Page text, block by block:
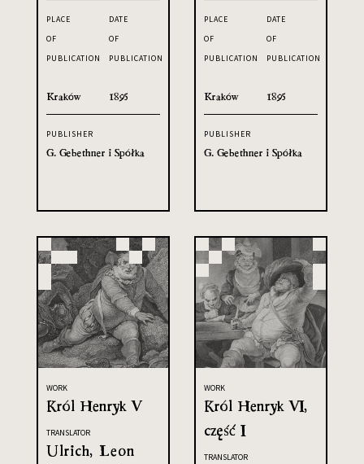
PLACE
OF
PUBLICATION
Kraków
DATE
OF
PUBLICATION
1895
PUBLISHER
G. Gebethner i Spółka
PLACE
OF
PUBLICATION
Kraków
DATE
OF
PUBLICATION
1895
PUBLISHER
G. Gebethner i Spółka
WORK
Król Henryk V
TRANSLATOR
Ulrich, Leon
WORK
Król Henryk VI,
część I
TRANSLATOR